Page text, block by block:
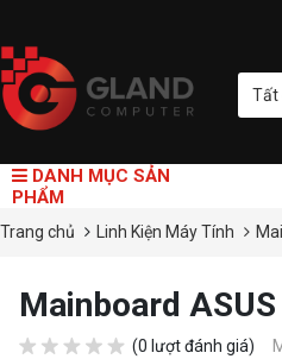
Tất
DANH MỤC SẢN
PHẨM
Trang chủ Linh Kiện Máy Tính
Mainboard
(0 lượt đánh giá)